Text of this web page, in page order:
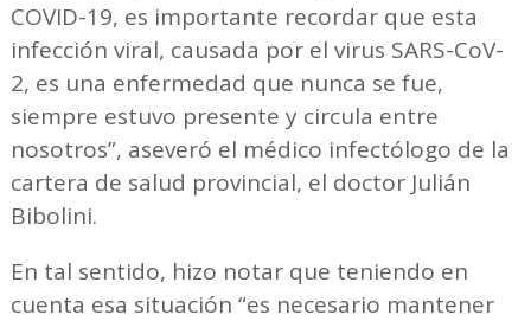
COVID-19, es importante recordar que esta
infección viral, causada por el virus SARS-CoV-
2, es una enfermedad que nunca se fue,
siempre estuvo presente y circula entre
nosotros”, aseveró el médico infectólogo de la
cartera de salud provincial, el doctor Julián
Bibolini.
En tal sentido, hizo notar que teniendo en
cuenta esa situación “es necesario mantener